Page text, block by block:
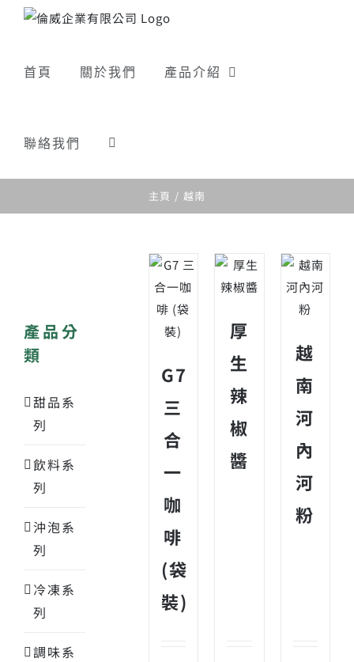
Skip
首頁 關於我們 產品介紹
聯絡我們
主頁 越南
G7
三
合
一
咖
啡
(袋
裝)
厚
生
辣
椒
醬
越
南
河
內
河
粉
產品分
類
甜品系
列
飲料系
列
沖泡系
列
冷凍系
列
調味系